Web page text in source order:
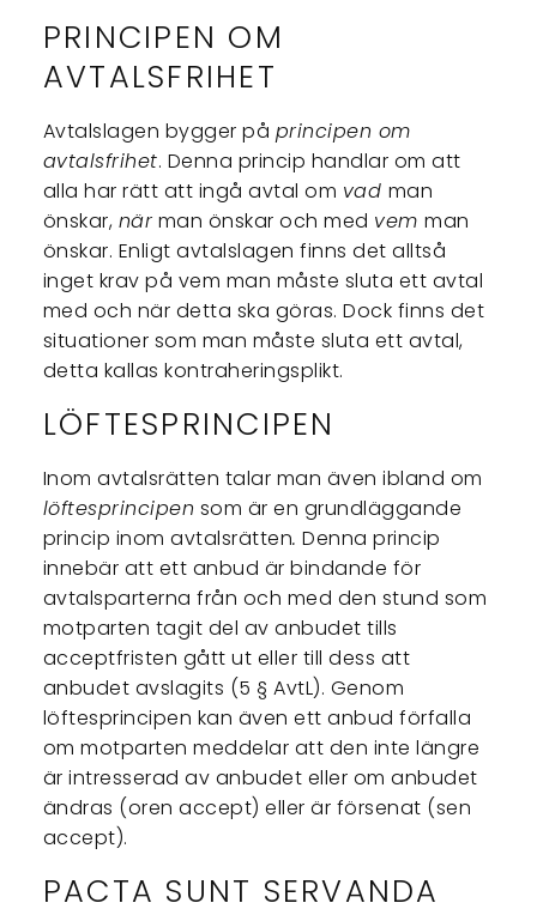
PRINCIPEN OM
AVTALSFRIHET
Avtalslagen bygger på principen om
avtalsfrihet. Denna princip handlar om att
alla har rätt att ingå avtal om vad man
önskar, när man önskar och med vemman
önskar. Enligt avtalslagen finns det alltså
inget krav på vem man måste sluta ett avtal
med och när detta ska göras. Dock finns det
situationer som man måste sluta ett avtal,
detta kallas kontraheringsplikt.
LÖFTESPRINCIPEN
Inom avtalsrätten talar man även ibland om
löftesprincipen som är en grundläggande
princip inom avtalsrätten. Denna princip
innebär att ett anbud är bindande för
avtalsparterna från och med den stund som
motparten tagit del av anbudet tills
acceptfristen gått ut eller till dess att
anbudet avslagits (5 § AvtL). Genom
löftesprincipen kan även ett anbud förfalla
om motparten meddelar att den inte längre
är intresserad av anbudet eller om anbudet
ändras (oren accept) eller är försenat (sen
accept).
PACTA SUNT SERVANDA